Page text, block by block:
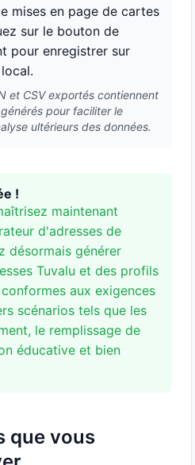
mises en page de cartes
sur le bouton de
pour enregistrer sur
et CSV exportés contiennent
pour faciliter le
ultérieurs des données.
!
maintenant
d'adresses de
désormais générer
Tuvalu et des profils
aux exigences
scénarios tels que les
le remplissage de
éducative et bien
que vous